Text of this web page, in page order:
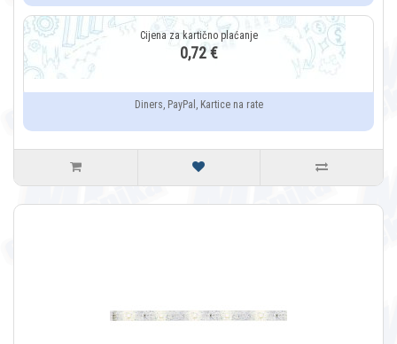
0,72 €
Diners, PayPal, Kartice na rate